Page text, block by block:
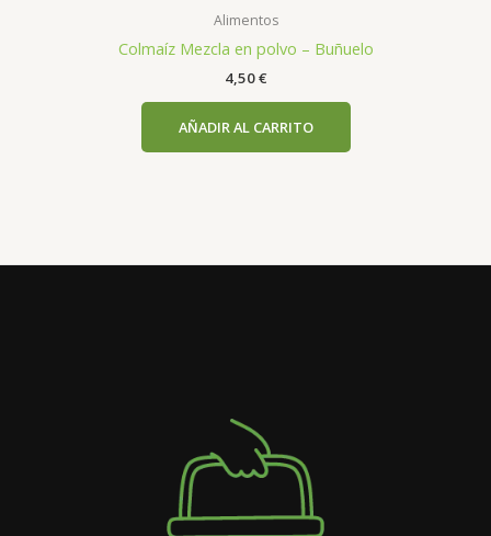
Alimentos
Colmaíz Mezcla en polvo – Buñuelo
4,50€
AÑADIR AL CARRITO